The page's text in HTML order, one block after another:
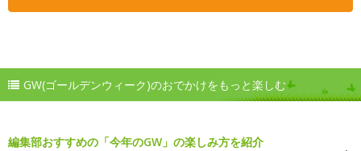
GW(ゴールデンウィーク)のおでかけをもっと楽しむ
編集部おすすめの「今年のGW」の楽しみ方を紹介